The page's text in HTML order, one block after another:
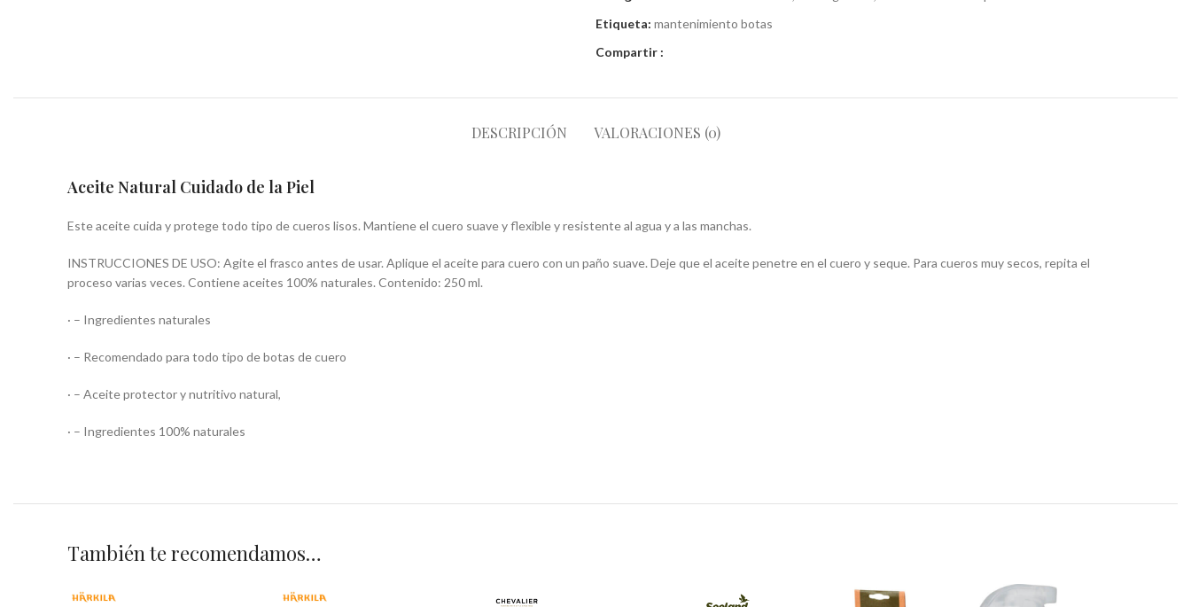
Etiqueta: mantenimiento botas
Compartir :
DESCRIPCIÓN VALORACIONES (0)
Aceite Natural Cuidado de la Piel
Este aceite cuida y protege todo tipo de cueros lisos. Mantiene el cuero suave y flexible y resistente al agua y a las manchas.
INSTRUCCIONES DE USO: Agite el frasco antes de usar. Aplique el aceite para cuero con un paño suave. Deje que el aceite penetre en el cuero y seque. Para cueros muy secos, repita el
proceso varias veces. Contiene aceites 100% naturales. Contenido: 250 ml.
· – Ingredientes naturales
· – Recomendado para todo tipo de botas de cuero
· – Aceite protector y nutritivo natural,
· – Ingredientes 100% naturales
También te recomendamos…